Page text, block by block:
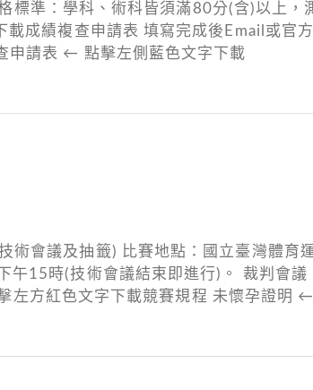
準：學科、術科皆須滿80分(含)以上，
成績複查申請表 填寫完成後Email或官
申請表 ← 點擊左側藍色文字下載
及抽籤) 比賽地點：國立臺灣體育運
15時(技術會議結束即進行)。 裁判會
方紅色文字下載競賽規程 未懷孕證明 ←